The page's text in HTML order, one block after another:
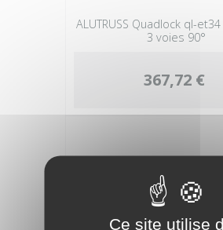
ALUTRUSS Quadlock ql-
3 voies 90°
367,72 €
Ce site utilise